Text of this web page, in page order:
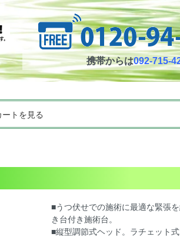
携帯からは092-715-
ートを見る
■うつ伏せでの施術に最適な緊張
き台付き施術台。
■縦型調節式ヘッド。ラチェット